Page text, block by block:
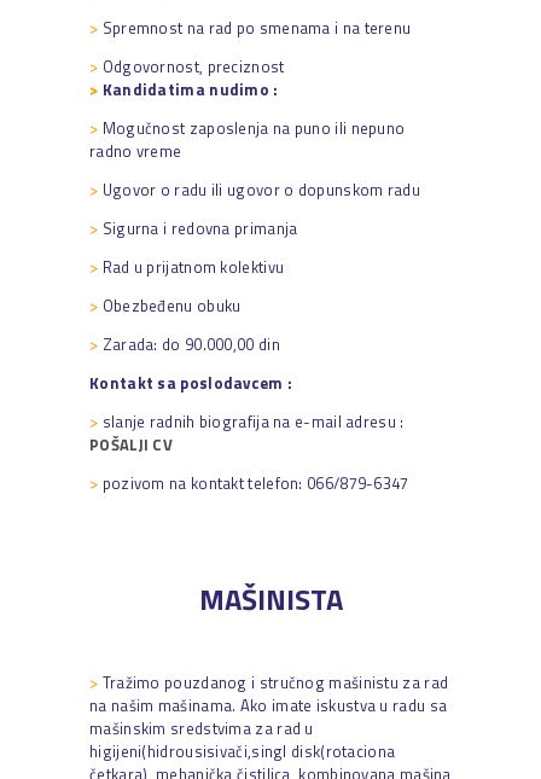
> Spremnost na rad po smenama i na terenu
> Odgovornost, preciznost
> Kandidatima nudimo :
> Mogučnost zaposlenja na puno ili nepuno
radno vreme
> Ugovor o radu ili ugovor o dopunskom radu
> Sigurna i redovna primanja
> Rad u prijatnom kolektivu
> Obezbeđenu obuku
> Zarada: do 90.000,00 din
Kontakt sa poslodavcem :
> slanje radnih biografija na e-mail adresu :
POŠALJI CV
> pozivom na kontakt telefon: 066/879-6347
MAŠINISTA
> Tražimo pouzdanog i stručnog mašinistu za rad
na našim mašinama. Ako imate iskustva u radu sa
mašinskim sredstvima za rad u
higijeni(hidrousisivači,singl disk(rotaciona